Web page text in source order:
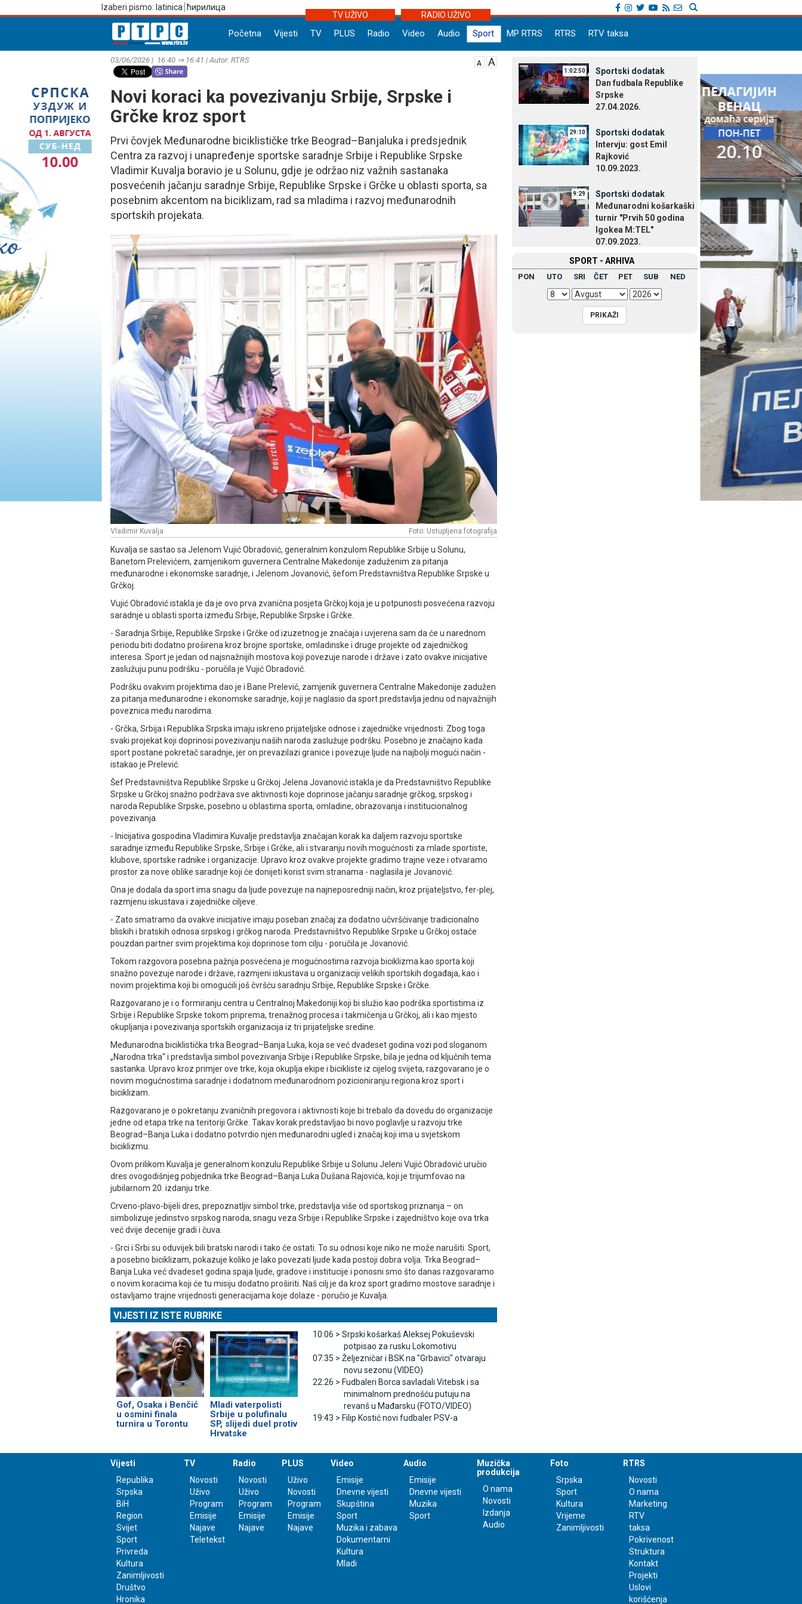
Izaberi pismo: latinica ћирилица
TV UŽIVO
RADIO UŽIVO
Početna Vijesti TV PLUS Radio Video Audio Sport MP RTRS RTRS RTV taksa
03/06/2026 | 16:40 ⇒ 16:41 | Autor: RTRS
Novi koraci ka povezivanju Srbije, Srpske i
Grčke kroz sport
Prvi čovjek Međunarodne biciklističke trke Beograd–Banjaluka i predsjednik
Centra za razvoj i unapređenje sportske saradnje Srbije i Republike Srpske
Vladimir Kuvalja boravio je u Solunu, gdje je održao niz važnih sastanaka
posvećenih jačanju saradnje Srbije, Republike Srpske i Grčke u oblasti sporta, sa
posebnim akcentom na biciklizam, rad sa mladima i razvoj međunarodnih
sportskih projekata.
Vladimir Kuvalja Foto: Ustupljena fotografija
Kuvalja se sastao sa Јelenom Vujić Obradović, generalnim konzulom Republike Srbije u Solunu,
Banetom Prelevićem, zamjenikom guvernera Centralne Makedonije zaduženim za pitanja
međunarodne i ekonomske saradnje, i Јelenom Јovanović, šefom Predstavništva Republike Srpske u
Grčkoj.
Vujić Obradović istakla je da je ovo prva zvanična posjeta Grčkoj koja je u potpunosti posvećena razvoju
saradnje u oblasti sporta između Srbije, Republike Srpske i Grčke.
- Saradnja Srbije, Republike Srpske i Grčke od izuzetnog je značaja i uvjerena sam da će u narednom
periodu biti dodatno proširena kroz brojne sportske, omladinske i druge projekte od zajedničkog
interesa. Sport je jedan od najsnažnijih mostova koji povezuje narode i države i zato ovakve inicijative
zaslužuju punu podršku - poručila je Vujić Obradović.
Podršku ovakvim projektima dao je i Bane Prelević, zamjenik guvernera Centralne Makedonije zadužen
za pitanja međunarodne i ekonomske saradnje, koji je naglasio da sport predstavlja jednu od najvažnijih
poveznica među narodima.
- Grčka, Srbija i Republika Srpska imaju iskreno prijateljske odnose i zajedničke vrijednosti. Zbog toga
svaki projekat koji doprinosi povezivanju naših naroda zaslužuje podršku. Posebno je značajno kada
sport postane pokretač saradnje, jer on prevazilazi granice i povezuje ljude na najbolji mogući način -
istakao je Prelević.
Šef Predstavništva Republike Srpske u Grčkoj Јelena Јovanović istakla je da Predstavništvo Republike
Srpske u Grčkoj snažno podržava sve aktivnosti koje doprinose jačanju saradnje grčkog, srpskog i
naroda Republike Srpske, posebno u oblastima sporta, omladine, obrazovanja i institucionalnog
povezivanja.
- Inicijativa gospodina Vladimira Kuvalje predstavlja značajan korak ka daljem razvoju sportske
saradnje između Republike Srpske, Srbije i Grčke, ali i stvaranju novih mogućnosti za mlade sportiste,
klubove, sportske radnike i organizacije. Upravo kroz ovakve projekte gradimo trajne veze i otvaramo
prostor za nove oblike saradnje koji će donijeti korist svim stranama - naglasila je Јovanović.
Ona je dodala da sport ima snagu da ljude povezuje na najneposredniji način, kroz prijateljstvo, fer-plej,
razmjenu iskustava i zajedničke ciljeve.
- Zato smatramo da ovakve inicijative imaju poseban značaj za dodatno učvršćivanje tradicionalno
bliskih i bratskih odnosa srpskog i grčkog naroda. Predstavništvo Republike Srpske u Grčkoj ostaće
pouzdan partner svim projektima koji doprinose tom cilju - poručila je Јovanović.
Tokom razgovora posebna pažnja posvećena je mogućnostima razvoja biciklizma kao sporta koji
snažno povezuje narode i države, razmjeni iskustava u organizaciji velikih sportskih događaja, kao i
novim projektima koji bi omogućili još čvršću saradnju Srbije, Republike Srpske i Grčke.
Razgovarano je i o formiranju centra u Centralnoj Makedoniji koji bi služio kao podrška sportistima iz
Srbije i Republike Srpske tokom priprema, trenažnog procesa i takmičenja u Grčkoj, ali i kao mjesto
okupljanja i povezivanja sportskih organizacija iz tri prijateljske sredine.
Međunarodna biciklistička trka Beograd–Banja Luka, koja se već dvadeset godina vozi pod sloganom
„Narodna trka“ i predstavlja simbol povezivanja Srbije i Republike Srpske, bila je jedna od ključnih tema
sastanka. Upravo kroz primjer ove trke, koja okuplja ekipe i bicikliste iz cijelog svijeta, razgovarano je o
novim mogućnostima saradnje i dodatnom međunarodnom pozicioniranju regiona kroz sport i
biciklizam.
Razgovarano je o pokretanju zvaničnih pregovora i aktivnosti koje bi trebalo da dovedu do organizacije
jedne od etapa trke na teritoriji Grčke. Takav korak predstavljao bi novo poglavlje u razvoju trke
Beograd–Banja Luka i dodatno potvrdio njen međunarodni ugled i značaj koji ima u svjetskom
biciklizmu.
Ovom prilikom Kuvalja je generalnom konzulu Republike Srbije u Solunu Јeleni Vujić Obradović uručio
dres ovogodišnjeg pobjednika trke Beograd–Banja Luka Dušana Rajovića, koji je trijumfovao na
jubilarnom 20. izdanju trke.
Crveno-plavo-bijeli dres, prepoznatljiv simbol trke, predstavlja više od sportskog priznanja – on
simbolizuje jedinstvo srpskog naroda, snagu veza Srbije i Republike Srpske i zajedništvo koje ova trka
već dvije decenije gradi i čuva.
- Grci i Srbi su oduvijek bili bratski narodi i tako će ostati. To su odnosi koje niko ne može narušiti. Sport,
a posebno biciklizam, pokazuje koliko je lako povezati ljude kada postoji dobra volja. Trka Beograd–
Banja Luka već dvadeset godina spaja ljude, gradove i institucije i ponosni smo što danas razgovaramo
o novim koracima koji će tu misiju dodatno proširiti. Naš cilj je da kroz sport gradimo mostove saradnje i
ostavljamo trajne vrijednosti generacijama koje dolaze - poručio je Kuvalja.
VIJESTI IZ ISTE RUBRIKE
Gof, Osaka i Benčić
u osmini finala
turnira u Torontu
Mladi vaterpolisti
Srbije u polufinalu
SP, slijedi duel protiv
Hrvatske
10:06 > Srpski košarkaš Aleksej Pokuševski
potpisao za rusku Lokomotivu
07:35 > Željezničar i BSK na "Grbavici" otvaraju
novu sezonu (VIDEO)
22:26 > Fudbaleri Borca savladali Vitebsk i sa
minimalnom prednošću putuju na
revanš u Mađarsku (FOTO/VIDEO)
19:43 > Filip Kostić novi fudbaler PSV-a
1:02:50
Sportski dodatak
Dan fudbala Republike
Srpske
27.04.2026.
29:10
Sportski dodatak
Intervju: gost Emil
Rajković
10.09.2023.
9:29
Sportski dodatak
Međunarodni košarkaški
turnir "Prvih 50 godina
Igokea M:TEL"
07.09.2023.
SPORT - ARHIVA
PON UTO SRI ČET PET SUB NED
Vijesti
Republika
Srpska
BiH
Region
Svijet
Sport
Privreda
Kultura
Zanimljivosti
Društvo
Hronika
TV
Novosti
Uživo
Program
Emisije
Najave
Teletekst
Radio
Novosti
Uživo
Program
Emisije
Najave
PLUS
Uživo
Novosti
Program
Emisije
Najave
Video
Emisije
Dnevne vijesti
Skupština
Sport
Muzika i zabava
Dokumentarni
Kultura
Mladi
Audio
Emisije
Dnevne vijesti
Muzika
Sport
Muzička
produkcija
O nama
Novosti
Izdanja
Audio
Foto
Srpska
Sport
Kultura
Vrijeme
Zanimljivosti
RTRS
Novosti
O nama
Marketing
RTV
taksa
Pokrivenost
Struktura
Kontakt
Projekti
Uslovi
korišćenja